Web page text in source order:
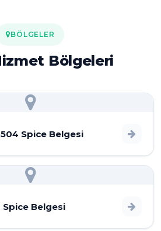
BÖLGELER
Bölgeleri
Spice Belgesi
Spice Belgesi